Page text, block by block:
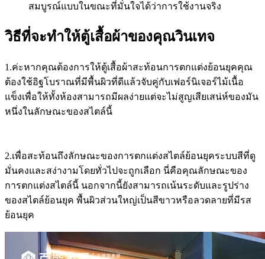
สมบูรณ์แบบในขณะที่มั่นใจได้ว่าการใช้งานจริง
วิธีที่จะทำให้ตู้เสื้อผ้าของคุณวินเทจ
1.ค่ะหากคุณต้องการให้ตู้เสื้อผ้าสะท้อนการตกแต่งย้อนยุคคุณ
ต้องใช้อิฐโบราณที่มีพื้นผิวที่ดีแล้วจับคู่กับเฟอร์นิเจอร์ไม้เนื้อ
แข็งเพื่อให้ทั้งห้องสามารถมีผลง่ายแต่จะไม่สูญเสียเสน่ห์ของมัน
หนึ่งในลักษณะของสไตล์นี้
2.เพื่อสะท้อนถึงลักษณะของการตกแต่งสไตล์ย้อนยุคระบบสีที่ดู
มั่นคงและสง่างามโดยทั่วไปจะถูกเลือก นี่คือคุณลักษณะของ
การตกแต่งสไตล์นี้ นอกจากนี้ยังสามารถเน้นระดับและรูปร่าง
ของสไตล์ย้อนยุค พื้นผิวส่วนใหญ่เป็นสีขาวหรือลวดลายที่มีรส
ย้อนยุค